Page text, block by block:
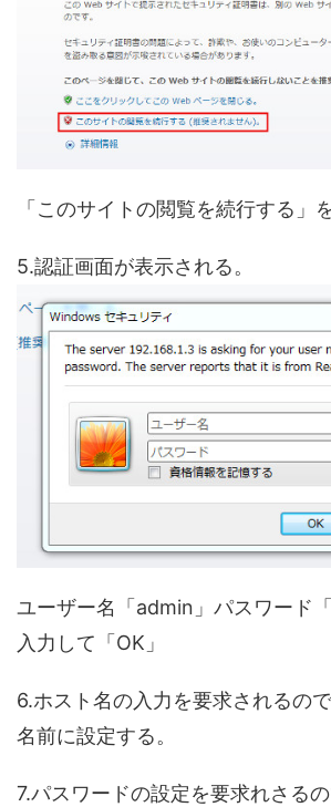
「このサイトの閲覧を続行する」
5.認証画面が表示される。
ユーザー名「admin」パスワード
入力して「OK」
6.ホスト名の入力を要求されるの
名前に設定する。
7.パスワードの設定を要求れさる